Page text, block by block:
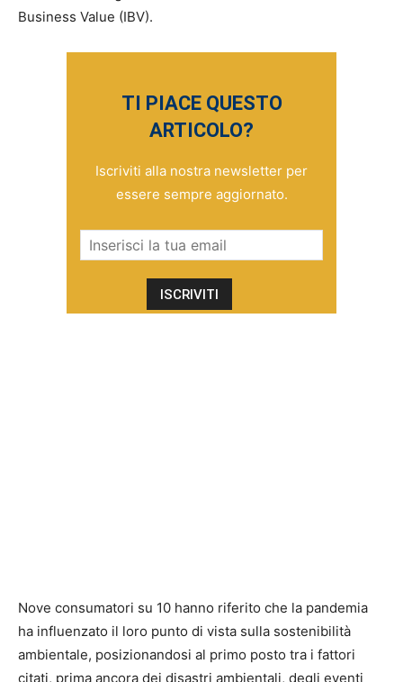
Business Value (IBV).
TI PIACE QUESTO
ARTICOLO?
Iscriviti alla nostra newsletter per
essere sempre aggiornato.
Nove consumatori su 10 hanno riferito che la pandemia
ha influenzato il loro punto di vista sulla sostenibilità
ambientale, posizionandosi al primo posto tra i fattori
citati, prima ancora dei disastri ambientali, degli eventi